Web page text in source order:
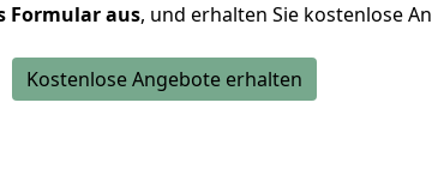
Formular aus, und erhalten Sie kostenlose
Kostenlose Angebote erhalten